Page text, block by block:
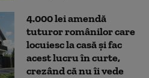
4.000 lei amendă
tuturor românilor care
locuiesc la casă și fac
acest lucru în curte,
crezând că nu îi vede